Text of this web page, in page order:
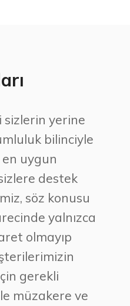
sizlerin yerine
bilinciyle
uygun
destek
söz konusu
yalnızca
olmayıp
gerekli
müzakere ve